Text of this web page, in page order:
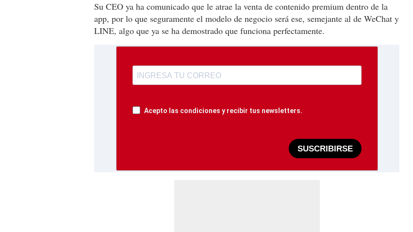
Su CEO ya ha comunicado que le atrae la venta de contenido premium dentro de la
app, por lo que seguramente el modelo de negocio será ese, semejante al de WeChat y
LINE, algo que ya se ha demostrado que funciona perfectamente.
Acepto las condiciones y recibir tus newsletters.
SUSCRIBIRSE